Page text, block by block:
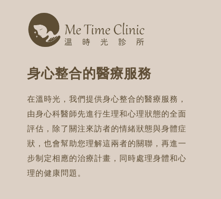
身心整合的醫療服務
在溫時光，我們提供身心整合的醫療服務，
由身心科醫師先進行生理和心理狀態的全面
評估，除了關注來訪者的情緒狀態與身體症
狀，也會幫助您理解這兩者的關聯，再進一
步制定相應的治療計畫，同時處理身體和心
理的健康問題。